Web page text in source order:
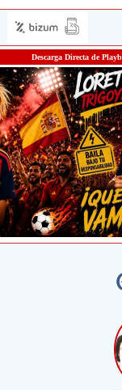
Descarga Directa de